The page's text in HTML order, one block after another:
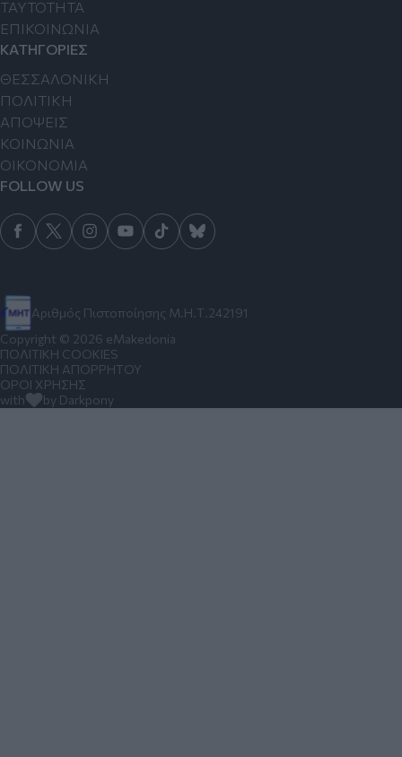
Αριθμός Πιστοποίησης Μ.Η.Τ.242191
TAYTOTHTA
ΕΠΙΚΟΙΝΩΝΙΑ
ΚΑΤΗΓΟΡΙΕΣ
ΘΕΣΣΑΛΟΝΙΚΗ
ΠΟΛΙΤΙΚΗ
ΑΠΟΨΕΙΣ
ΚΟΙΝΩΝΙΑ
ΟΙΚΟΝΟΜΙΑ
FOLLOW US
Copyright © 2026 eMakedonia
ΠΟΛΙΤΙΚΗ COOKIES
ΠΟΛΙΤΙΚΗ ΑΠΟΡΡΗΤΟΥ
ΟΡΟΙ ΧΡΗΣΗΣ
with
by Darkpony